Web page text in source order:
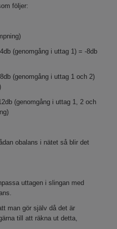
följer:
(genomgång i uttag 1) = -8db
(genomgång i uttag 1 och 2)
(genomgång i uttag 1, 2 och
obalans i nätet så blir det
uttagen i slingan med
man gör själv då det är
till att räkna ut detta,